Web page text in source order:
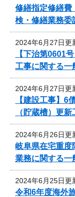
修繕指定修繕費
検・修繕業務委
2024年6月27日更
【下治第0601
工事に関する一
2024年6月27日更
【建設工事】6
（貯蔵槽）更新
2024年6月26日更
岐阜県在宅重度
業務に関する一
2024年6月25日更
令和6年度海外